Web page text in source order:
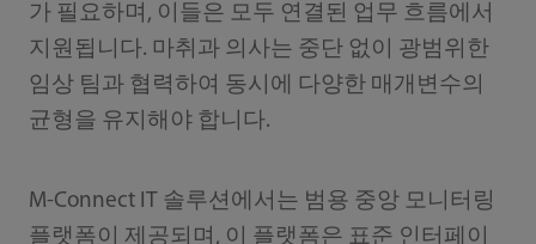
가 필요하며, 이들은 모두 연결된 업무 흐름에서
지원됩니다. 마취과 의사는 중단 없이 광범위한
임상 팀과 협력하여 동시에 다양한 매개변수의
균형을 유지해야 합니다.
M-Connect IT 솔루션에서는 범용 중앙 모니터링
플랫폼이 제공되며, 이 플랫폼은 표준 인터페이